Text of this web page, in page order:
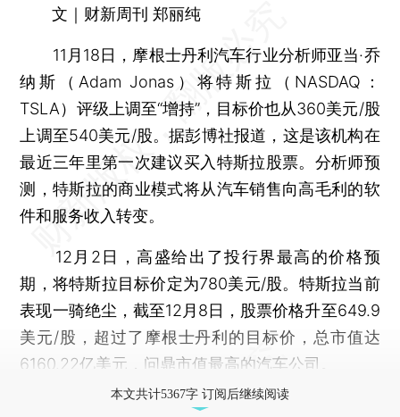
文｜财新周刊 郑丽纯
11月18日，摩根士丹利汽车行业分析师亚当·乔
纳斯（Adam Jonas）将特斯拉（NASDAQ：
TSLA）评级上调至“增持”，目标价也从360美元/股
上调至540美元/股。据彭博社报道，这是该机构在
最近三年里第一次建议买入特斯拉股票。分析师预
测，特斯拉的商业模式将从汽车销售向高毛利的软
件和服务收入转变。
12月2日，高盛给出了投行界最高的价格预
期，将特斯拉目标价定为780美元/股。特斯拉当前
表现一骑绝尘，截至12月8日，股票价格升至649.9
美元/股，超过了摩根士丹利的目标价，总市值达
6160.22亿美元，问鼎市值最高的汽车公司。
本文共计5367字 订阅后继续阅读